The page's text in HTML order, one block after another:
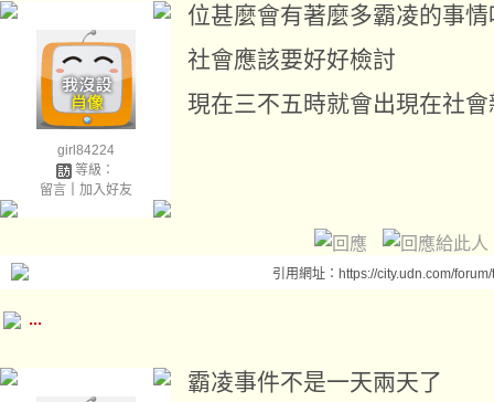
girl84224
等級：
留言｜ 加入好友
位甚麼會有著麼多霸凌的事情
社會應該要好好檢討
現在三不五時就會出現在社
引用網址：https://city.udn.com/
...
霸凌事件不是一天兩天了